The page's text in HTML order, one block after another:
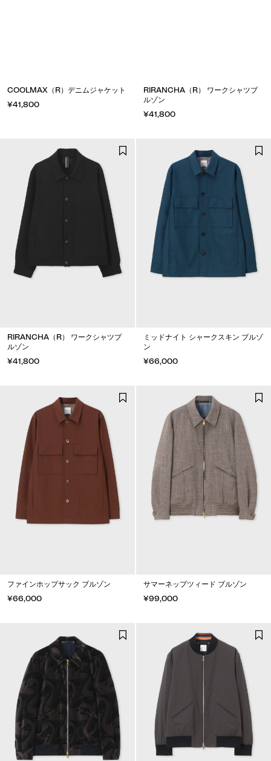
COOLMAX（R）デニムジャケット
¥41,800
RIRANCHA（R） ワークシャツブ
ルゾン
¥41,800
RIRANCHA（R） ワークシャツブ
ルゾン
¥41,800
ミッドナイト シャークスキン ブルゾ
ン
¥66,000
ファインホップサック ブルゾン
¥66,000
サマーネップツィード ブルゾン
¥99,000